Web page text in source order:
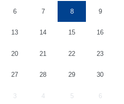
6 7 8 9
13 14 15 16
20 21 22 23
27 28 29 30
3 4 5 6